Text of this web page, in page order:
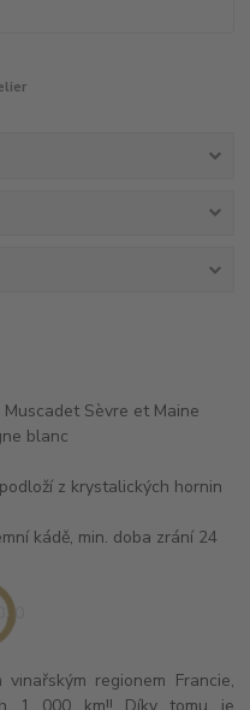
Sèvre et Maine
blanc
z krystalických hornin
kádě, min. doba zrání 24
regionem Francie,